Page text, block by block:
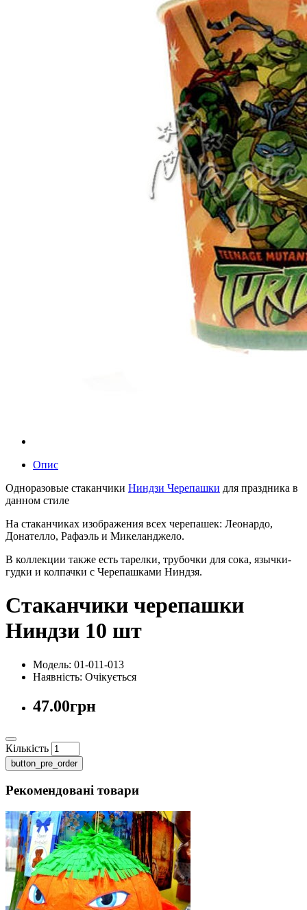
Опис
Одноразовые стаканчики Ниндзи Черепашки для праздника в
данном стиле
На стаканчиках изображения всех черепашек: Леонардо,
Донателло, Рафаэль и Микеланджело.
В коллекции также есть тарелки, трубочки для сока, язычки-
гудки и колпачки с Черепашками Ниндзя.
Стаканчики черепашки
Ниндзи 10 шт
Модель: 01-011-013
Наявність: Очікується
47.00грн
Кількість
button_pre_order
Рекомендовані товари